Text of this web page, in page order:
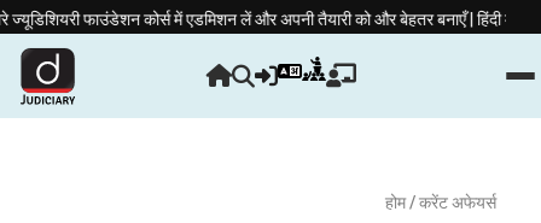
फाउंडेशन कोर्स में एडमिशन लें और अपनी तैयारी को और बेहतर बनाएँ | हिंदी माध्यम बैच: 9
होम/ करेंट अफेयर्स